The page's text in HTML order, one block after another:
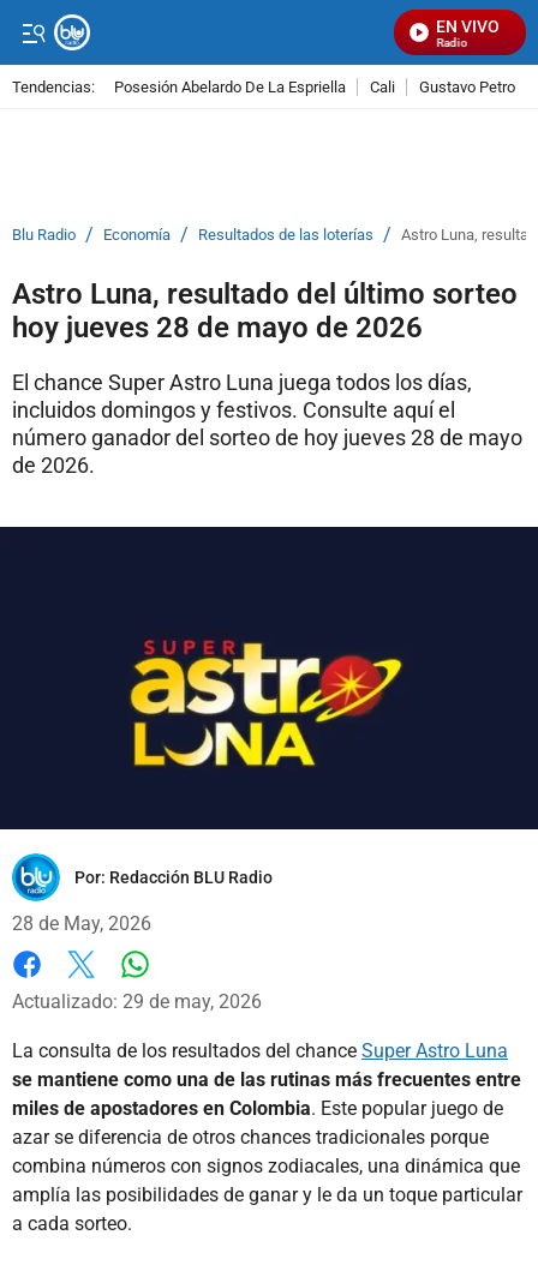
EN VIVO
Señal Visual Radio
Tendencias: Posesión Abelardo De La Espriella Cali Gustavo Petro
Blu Radio / Economía / Resultados de las loterías / Astro Luna,
Astro Luna, resultado del último sorteo
hoy jueves 28 de mayo de 2026
El chance Super Astro Luna juega todos los días,
incluidos domingos y festivos. Consulte aquí el
número ganador del sorteo de hoy jueves 28 de mayo
de 2026.
Por: Redacción BLU Radio
28 de May, 2026
Facebook
X
Actualizado: 29 de may, 2026
La consulta de los resultados del chance Super Astro Luna
se mantiene como una de las rutinas más frecuentes entre
miles de apostadores en Colombia. Este popular juego de
azar se diferencia de otros chances tradicionales porque
combina números con signos zodiacales, una dinámica que
amplía las posibilidades de ganar y le da un toque particular
a cada sorteo.